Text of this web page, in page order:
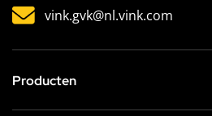
vink.gvk@nl.vink.com
Producten